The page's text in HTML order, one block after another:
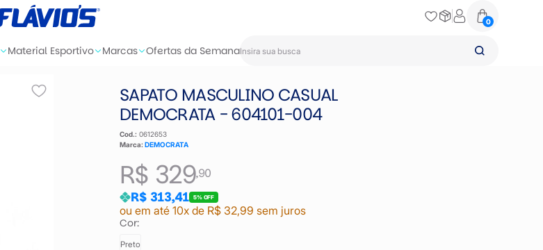
0
Material Esportivo Marcas Ofertas da Semana
SAPATO MASCULINO CASUAL
DEMOCRATA - 604101-004
Cod.: 0612653
Marca: DEMOCRATA
R$ 329,90
R$ 313,41 5% OFF
ou em até 10x de R$ 32,99 sem juros
Cor:
Preto